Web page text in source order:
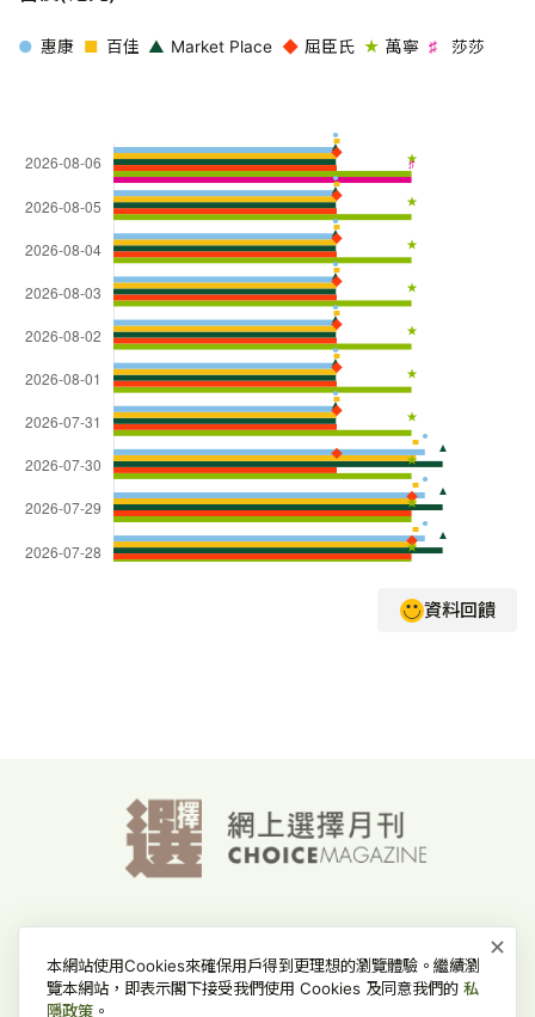
惠康 百佳 Market Place 屈臣氏 萬寧 莎莎
資料回饋
免責、版權及無障礙聲明
常見問題
本網站使用Cookies來確保用戶得到更理想的瀏覽體驗。繼續瀏
覽本網站，即表示閣下接受我們使用 Cookies 及同意我們的 私
隱政策。
×